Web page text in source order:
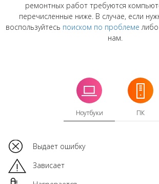
ремонтных работ требуются
перечисленные ниже. В случае, если
воспользуйтесь поиском по проблеме
нам.
Ноутбуки ПК
Выдает ошибку
Зависает